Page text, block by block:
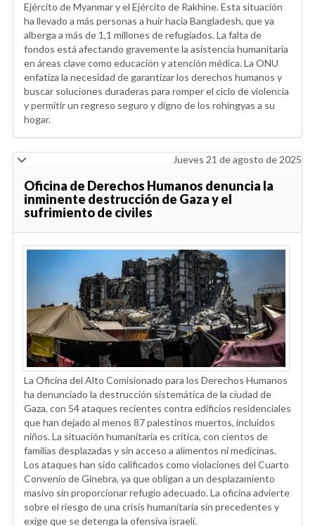
Ejército de Myanmar y el Ejército de Rakhine. Esta situación
ha llevado a más personas a huir hacia Bangladesh, que ya
alberga a más de 1,1 millones de refugiados. La falta de
fondos está afectando gravemente la asistencia humanitaria
en áreas clave como educación y atención médica. La ONU
enfatiza la necesidad de garantizar los derechos humanos y
buscar soluciones duraderas para romper el ciclo de violencia
y permitir un regreso seguro y digno de los rohingyas a su
hogar.
Jueves 21 de agosto de 2025
Oficina de Derechos Humanos denuncia la
inminente destrucción de Gaza y el
sufrimiento de civiles
La Oficina del Alto Comisionado para los Derechos Humanos
ha denunciado la destrucción sistemática de la ciudad de
Gaza, con 54 ataques recientes contra edificios residenciales
que han dejado al menos 87 palestinos muertos, incluidos
niños. La situación humanitaria es crítica, con cientos de
familias desplazadas y sin acceso a alimentos ni medicinas.
Los ataques han sido calificados como violaciones del Cuarto
Convenio de Ginebra, ya que obligan a un desplazamiento
masivo sin proporcionar refugio adecuado. La oficina advierte
sobre el riesgo de una crisis humanitaria sin precedentes y
exige que se detenga la ofensiva israelí.